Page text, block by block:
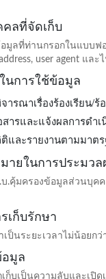
ลที่จัดเก็บ
อมูลที่ท่านกรอกในแบบฟ
user agent แล
นการใช้ข้อมูล
ารณาเรื่องร้องเรียน/
ารและแจ้งผลการดำเ
และรายงานตามมาตร
ายในการประมวล
.คุ้มครองข้อมูลส่วนบุค
เก็บรักษา
เป็นระยะเวลาไม่น้อยก
อมูล
ก็บเป็นความลับและเปิ